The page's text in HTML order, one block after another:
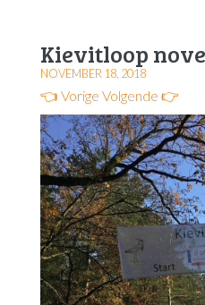
Kievitloop
NOVEMBER 18, 2018
👈 Vorige Volgende 👉